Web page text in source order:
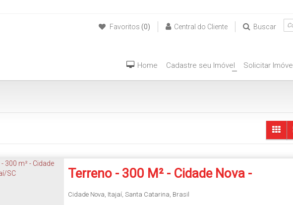
Buscar
Central do Cliente
Favoritos (0)
(47) 999940042
Solicitar Imóvel
+
Cadastre seu Imóvel
Home
Terreno - 300 M² - Cidade Nova -
Itajaí/SC
Cidade Nova Itajaí ,Santa Catarina Brasil